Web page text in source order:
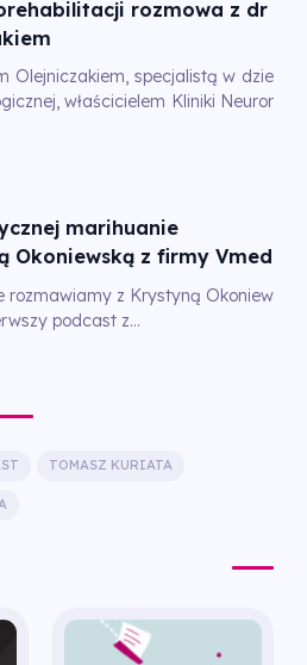
rozmowa z dr
Olejniczakiem, specjalistą w dzie
właścicielem Kliniki Neuror
marihuanie
Okoniewską z firmy Vmed
rozmawiamy z Krystyną Okoniew
podcast z...
TOMASZ KURIATA